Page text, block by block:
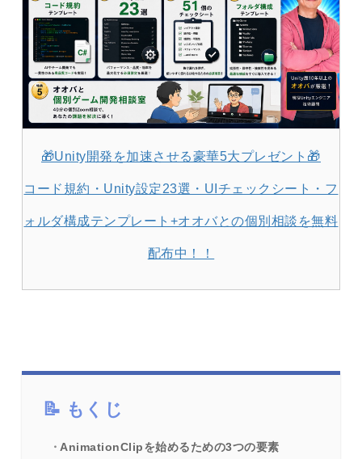
🎁Unity開発を加速させる豪華5大プレゼント🎁
コード規約・Unity設定23選・UIチェックシート・フ
ォルダ構成テンプレート+オオバとの個別相談を無料
配布中！！
もくじ
AnimationClipを始めるための3つの要素